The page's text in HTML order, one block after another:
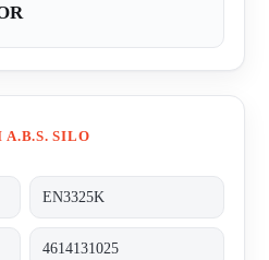
SILO
EN3325K
4614131025